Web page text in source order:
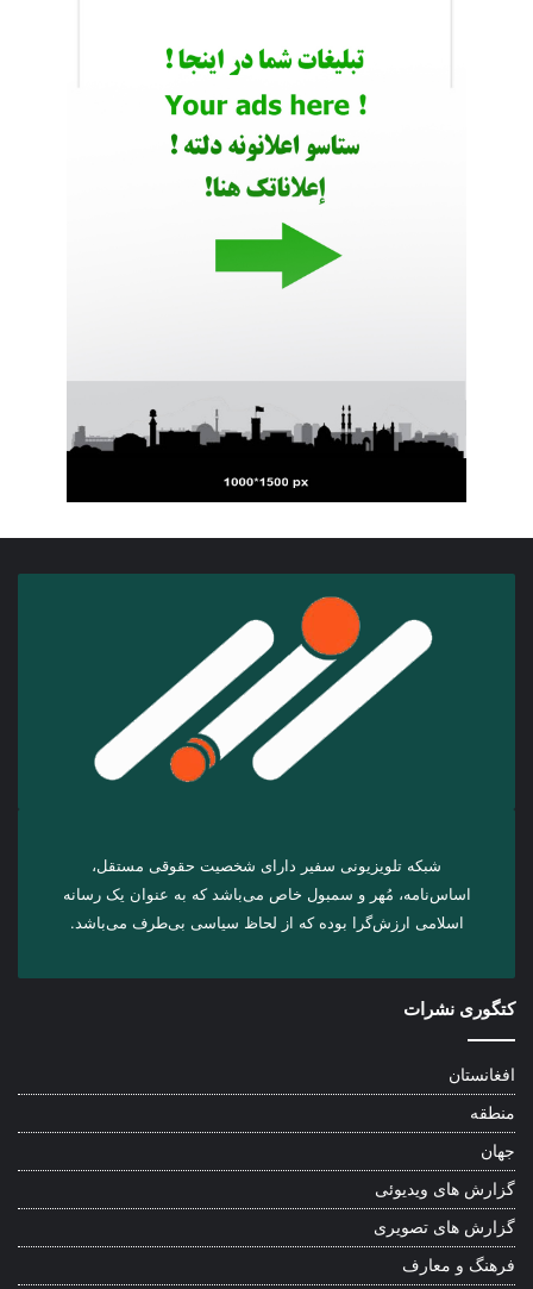
شبکه تلویزیونی سفیر دارای شخصیت حقوقی مستقل،
اساس‌نامه، مُهر و سمبول خاص می‌باشد که به عنوان یک رسانه
اسلامی ارزش‌گرا بوده که از لحاظ سیاسی بی‌طرف می‌باشد.
کتگوری نشرات
افغانستان
منطقه
جهان
گزارش های ویدیوئی
گزارش های تصویری
فرهنگ و معارف